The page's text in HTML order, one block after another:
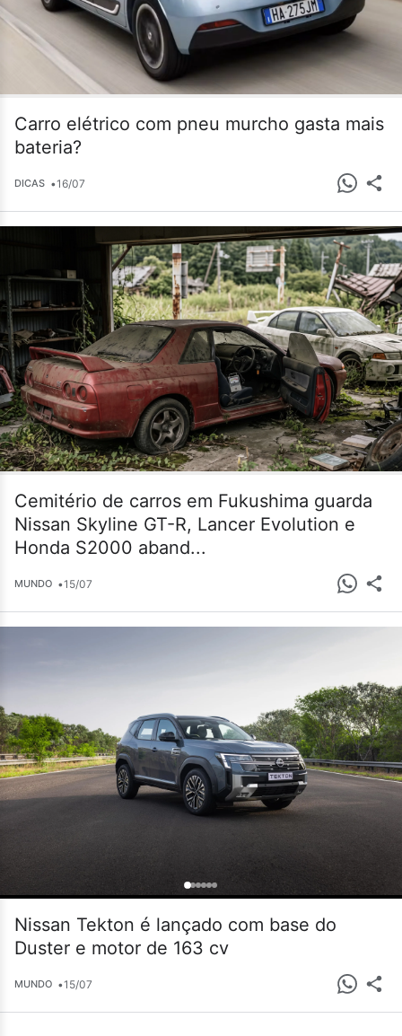
Carro elétrico com pneu murcho gasta mais
bateria?
DICAS •16/07
Cemitério de carros em Fukushima guarda
Nissan Skyline GT-R, Lancer Evolution e
Honda S2000 aband...
MUNDO •15/07
Nissan Tekton é lançado com base do
Duster e motor de 163 cv
MUNDO •15/07